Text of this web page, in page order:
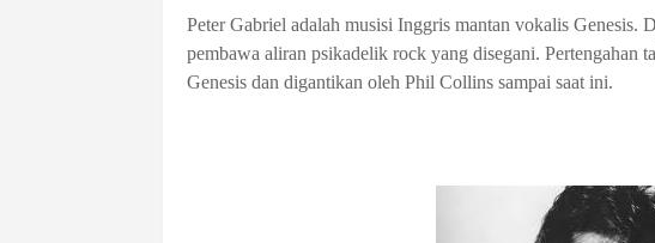
Peter Gabriel adalah musisi Inggris mantan vokalis Genesis.
pembawa aliran psikadelik rock yang disegani. Pertengahan
Genesis dan digantikan oleh Phil Collins sampai saat ini.